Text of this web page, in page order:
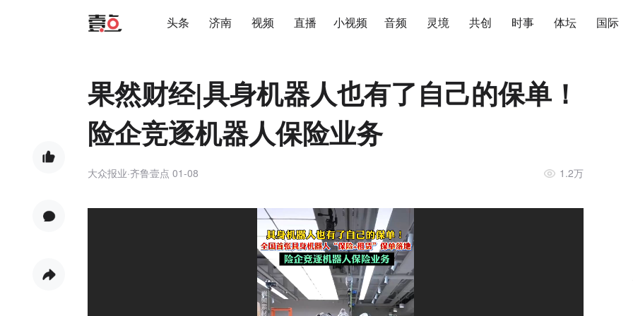
头条 济南 视频 直播 小视频 音频 灵境 共创 时事 体坛 国际
果然财经|具身机器人也有了自己的保单！
险企竞逐机器人保险业务
大众报业·齐鲁壹点 01-08 1.2万